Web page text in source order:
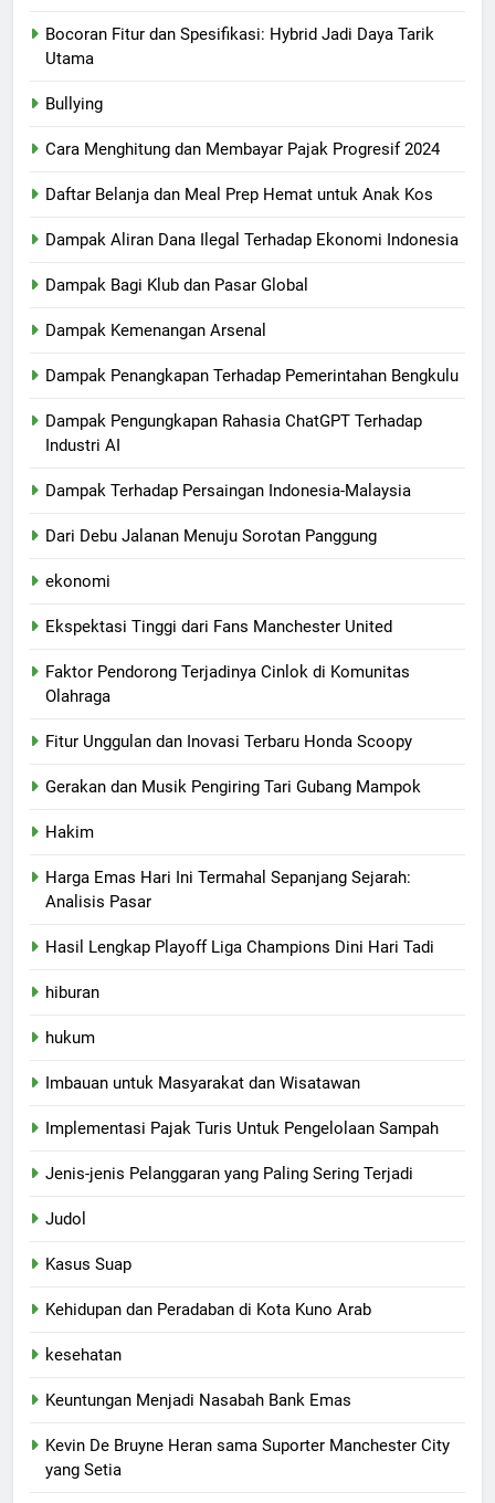
Bocoran Fitur dan Spesifikasi: Hybrid Jadi Daya Tarik
Utama
Bullying
Cara Menghitung dan Membayar Pajak Progresif 2024
Daftar Belanja dan Meal Prep Hemat untuk Anak Kos
Dampak Aliran Dana Ilegal Terhadap Ekonomi Indonesia
Dampak Bagi Klub dan Pasar Global
Dampak Kemenangan Arsenal
Dampak Penangkapan Terhadap Pemerintahan Bengkulu
Dampak Pengungkapan Rahasia ChatGPT Terhadap
Industri AI
Dampak Terhadap Persaingan Indonesia-Malaysia
Dari Debu Jalanan Menuju Sorotan Panggung
ekonomi
Ekspektasi Tinggi dari Fans Manchester United
Faktor Pendorong Terjadinya Cinlok di Komunitas
Olahraga
Fitur Unggulan dan Inovasi Terbaru Honda Scoopy
Gerakan dan Musik Pengiring Tari Gubang Mampok
Hakim
Harga Emas Hari Ini Termahal Sepanjang Sejarah:
Analisis Pasar
Hasil Lengkap Playoff Liga Champions Dini Hari Tadi
hiburan
hukum
Imbauan untuk Masyarakat dan Wisatawan
Implementasi Pajak Turis Untuk Pengelolaan Sampah
Jenis-jenis Pelanggaran yang Paling Sering Terjadi
Judol
Kasus Suap
Kehidupan dan Peradaban di Kota Kuno Arab
kesehatan
Keuntungan Menjadi Nasabah Bank Emas
Kevin De Bruyne Heran sama Suporter Manchester City
yang Setia